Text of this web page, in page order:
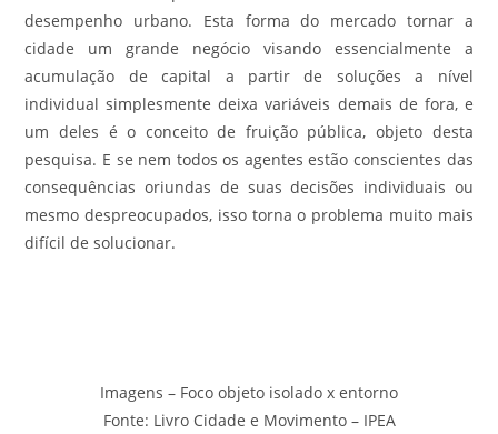
desempenho urbano. Esta forma do mercado tornar a
cidade um grande negócio visando essencialmente a
acumulação de capital a partir de soluções a nível
individual simplesmente deixa variáveis demais de fora, e
um deles é o conceito de fruição pública, objeto desta
pesquisa. E se nem todos os agentes estão conscientes das
consequências oriundas de suas decisões individuais ou
mesmo despreocupados, isso torna o problema muito mais
difícil de solucionar.
Imagens – Foco objeto isolado x entorno
Fonte: Livro Cidade e Movimento – IPEA